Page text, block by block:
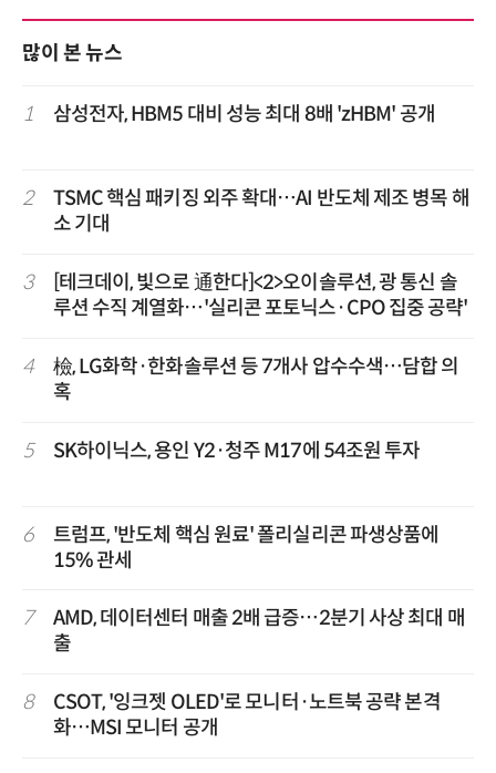
많이 본 뉴스
1 삼성전자, HBM5 대비 성능 최대 8배 'zHBM' 공개
2
TSMC 핵심 패키징 외주 확대…AI 반도체 제조 병목 해
소 기대
3
[테크데이, 빛으로 通한다]<2>오이솔루션, 광 통신 솔
루션 수직 계열화…'실리콘 포토닉스·CPO 집중 공략'
4
檢, LG화학·한화솔루션 등 7개사 압수수색…담합 의
혹
5 SK하이닉스, 용인 Y2·청주 M17에 54조원 투자
6
트럼프, '반도체 핵심 원료' 폴리실리콘 파생상품에
15% 관세
7
AMD, 데이터센터 매출 2배 급증…2분기 사상 최대 매
출
8
CSOT, '잉크젯 OLED'로 모니터·노트북 공략 본격
화…MSI 모니터 공개